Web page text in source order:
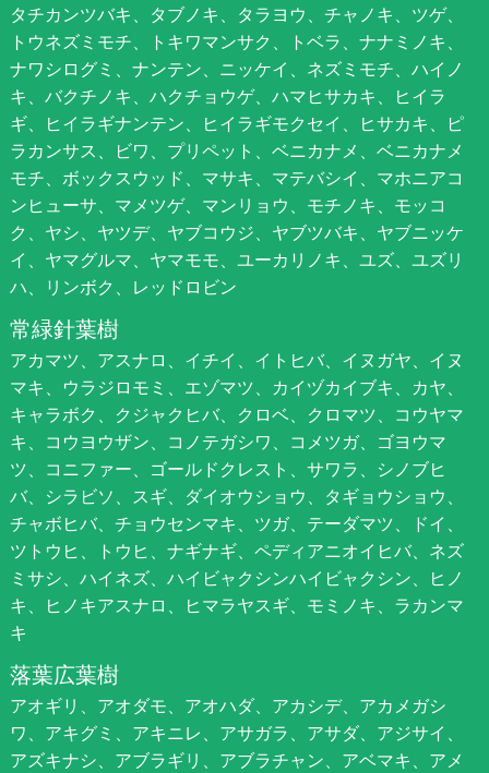
タチカンツバキ、タブノキ、タラヨウ、チャノキ、ツゲ、
トウネズミモチ、トキワマンサク、トベラ、ナナミノキ、
ナワシログミ、ナンテン、ニッケイ、ネズミモチ、ハイノ
キ、バクチノキ、ハクチョウゲ、ハマヒサカキ、ヒイラ
ギ、ヒイラギナンテン、ヒイラギモクセイ、ヒサカキ、ピ
ラカンサス、ビワ、プリペット、ベニカナメ、ベニカナメ
モチ、ボックスウッド、マサキ、マテバシイ、マホニアコ
ンヒューサ、マメツゲ、マンリョウ、モチノキ、モッコ
ク、ヤシ、ヤツデ、ヤブコウジ、ヤブツバキ、ヤブニッケ
イ、ヤマグルマ、ヤマモモ、ユーカリノキ、ユズ、ユズリ
ハ、リンボク、レッドロビン
常緑針葉樹
アカマツ、アスナロ、イチイ、イトヒバ、イヌガヤ、イヌ
マキ、ウラジロモミ、エゾマツ、カイヅカイブキ、カヤ、
キャラボク、クジャクヒバ、クロベ、クロマツ、コウヤマ
キ、コウヨウザン、コノテガシワ、コメツガ、ゴヨウマ
ツ、コニファー、ゴールドクレスト、サワラ、シノブヒ
バ、シラビソ、スギ、ダイオウショウ、タギョウショウ、
チャボヒバ、チョウセンマキ、ツガ、テーダマツ、ドイ、
ツトウヒ、トウヒ、ナギナギ、ペディアニオイヒバ、ネズ
ミサシ、ハイネズ、ハイビャクシンハイビャクシン、ヒノ
キ、ヒノキアスナロ、ヒマラヤスギ、モミノキ、ラカンマ
キ
落葉広葉樹
アオギリ、アオダモ、アオハダ、アカシデ、アカメガシ
ワ、アキグミ、アキニレ、アサガラ、アサダ、アジサイ、
アズキナシ、アブラギリ、アブラチャン、アベマキ、アメ